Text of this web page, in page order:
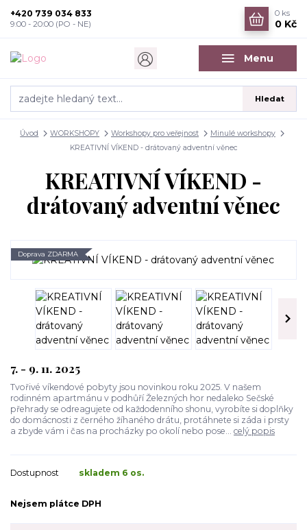
Menu
Hledat
+420 739 034 833
9:00 - 20:00 (PO - NE)
0 ks
0 Kč
Úvod WORKSHOPY Workshopy pro veřejnost
Minulé workshopy
KREATIVNÍ VÍKEND - drátovaný adventní věnec
KREATIVNÍ VÍKEND -
drátovaný adventní věnec
Doprava ZDARMA
7. - 9. 11. 2025
Tvořivé víkendové pobyty jsou novinkou roku 2025. V našem
rodinném apartmánu v podhůří Železných hor nedaleko Sečské
přehrady se odreagujete od každodenního shonu, vyrobíte si doplňky
do domácnosti z černého žíhaného drátu, protáhnete si záda i prsty
a zbyde vám i čas na procházky po okolí nebo pose... celý popis
Dostupnost skladem 6 os.
Nejsem plátce DPH